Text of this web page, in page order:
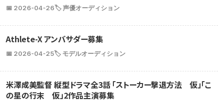
📅 2026-04-26🏷️ 声優オーディション
Athlete-X アンバサダー募集
📅 2026-04-25🏷️ モデルオーディション
米澤成美監督 縦型ドラマ全3話 「ストーカー撃退方法 仮」「こ
の星の行末 仮」2作品主演募集